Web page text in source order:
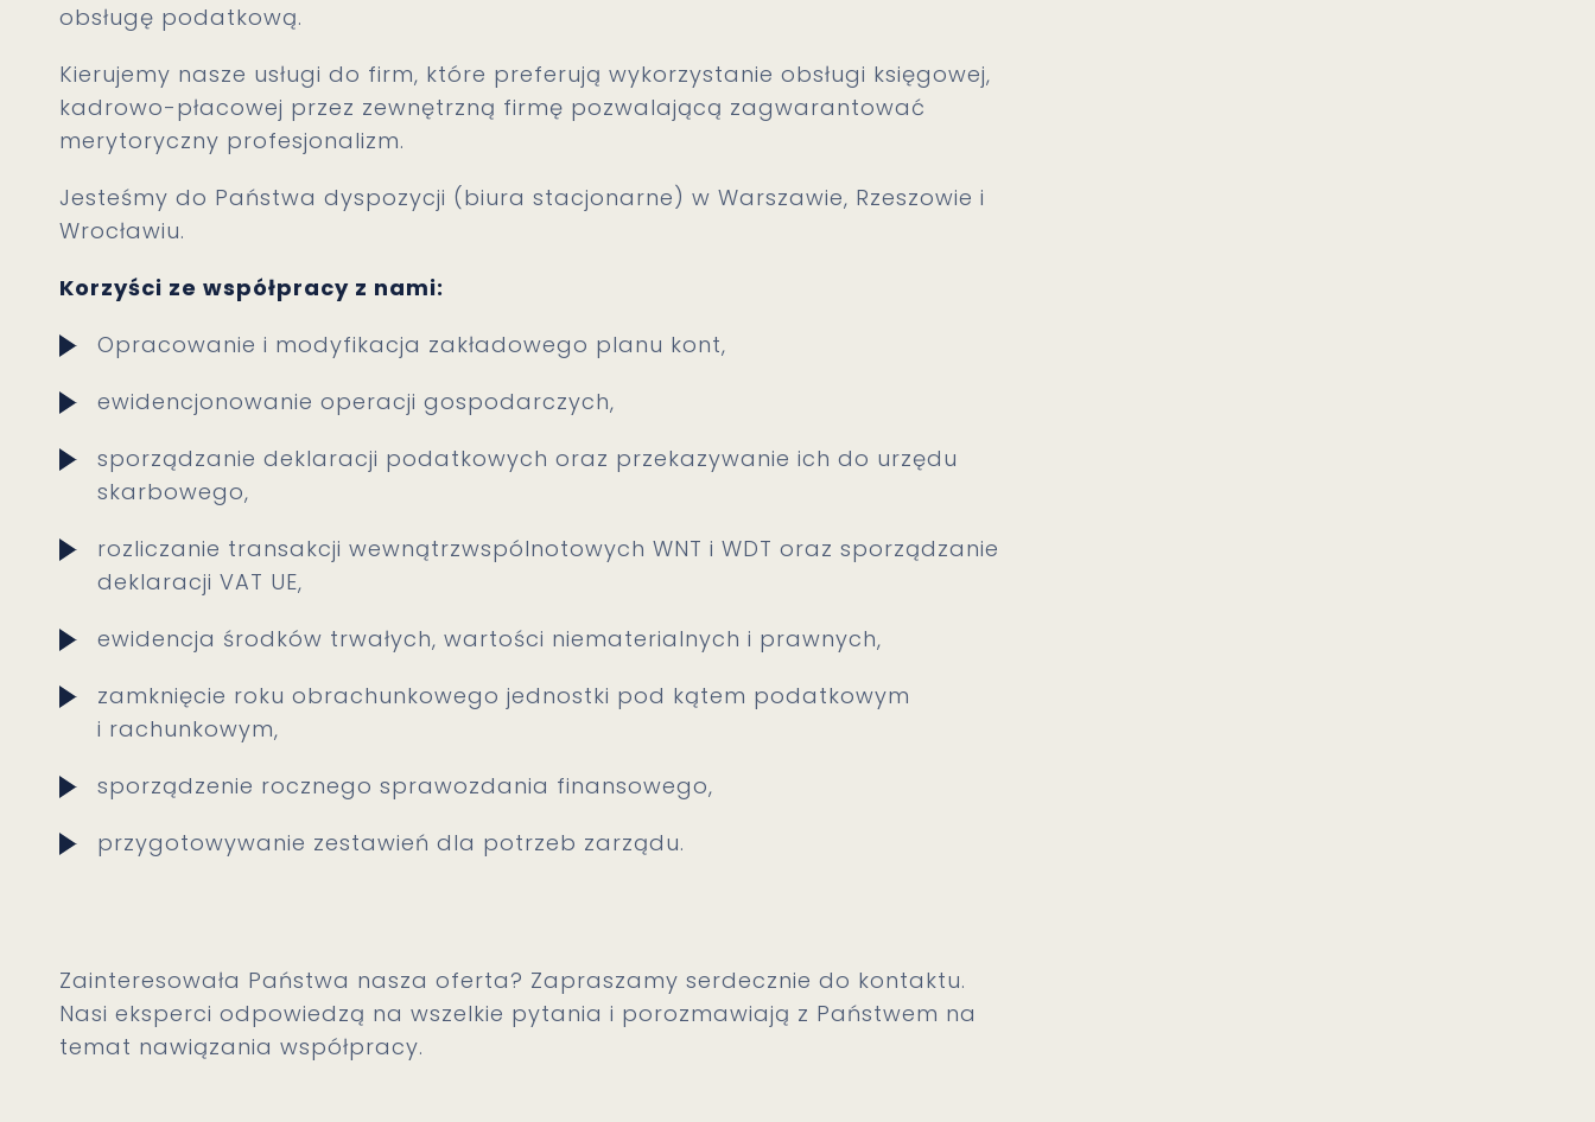
obsługę podatkową.
Kierujemy nasze usługi do firm, które preferują wykorzystanie obsługi księgowej,
kadrowo-płacowej przez zewnętrzną firmę pozwalającą zagwarantować
merytoryczny profesjonalizm.
Jesteśmy do Państwa dyspozycji (biura stacjonarne) w Warszawie, Rzeszowie i
Wrocławiu.
Korzyści ze współpracy z nami:
Opracowanie i modyfikacja zakładowego planu kont,
ewidencjonowanie operacji gospodarczych,
sporządzanie deklaracji podatkowych oraz przekazywanie ich do urzędu
skarbowego,
rozliczanie transakcji wewnątrzwspólnotowych WNT i WDT oraz sporządzanie
deklaracji VAT UE,
ewidencja środków trwałych, wartości niematerialnych i prawnych,
zamknięcie roku obrachunkowego jednostki pod kątem podatkowym
i rachunkowym,
sporządzenie rocznego sprawozdania finansowego,
przygotowywanie zestawień dla potrzeb zarządu.
Zainteresowała Państwa nasza oferta? Zapraszamy serdecznie do kontaktu.
Nasi eksperci odpowiedzą na wszelkie pytania i porozmawiają z Państwem na
temat nawiązania współpracy.